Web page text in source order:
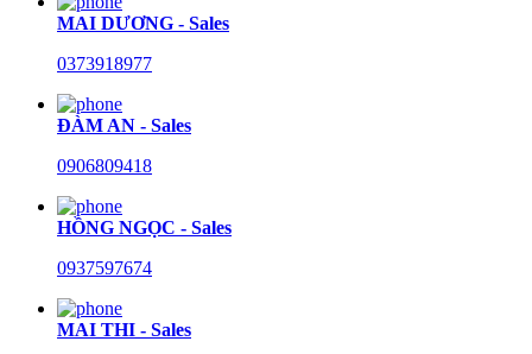
MAI DƯƠNG - Sales
0373918977
ĐÀM AN - Sales
0906809418
HỒNG NGỌC - Sales
0937597674
MAI THI - Sales